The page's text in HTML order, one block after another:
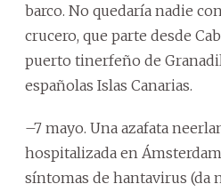
barco. No quedaría nadie
crucero, que parte desde
puerto tinerfeño de
españolas Islas Canarias.
–7 mayo. Una azafata
hospitalizada en
síntomas de hantavirus (da